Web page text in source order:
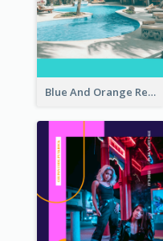
Blue And Orange Resort Photo Hotel Instagram Story